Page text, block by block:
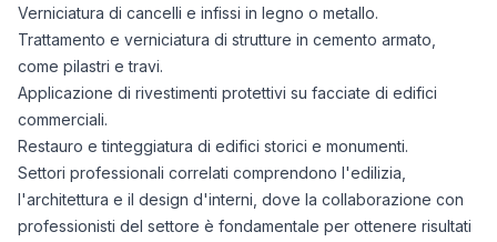
Verniciatura di cancelli e infissi in legno o metallo.
Trattamento e verniciatura di strutture in cemento armato,
come pilastri e travi.
Applicazione di rivestimenti protettivi su facciate di edifici
commerciali.
Restauro e tinteggiatura di edifici storici e monumenti.
Settori professionali correlati comprendono l'edilizia,
l'architettura e il design d'interni, dove la collaborazione con
professionisti del settore è fondamentale per ottenere risultati